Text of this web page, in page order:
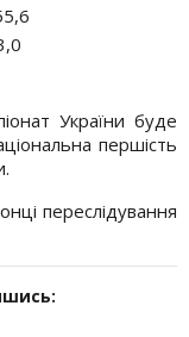
України буде
першість
переслідування